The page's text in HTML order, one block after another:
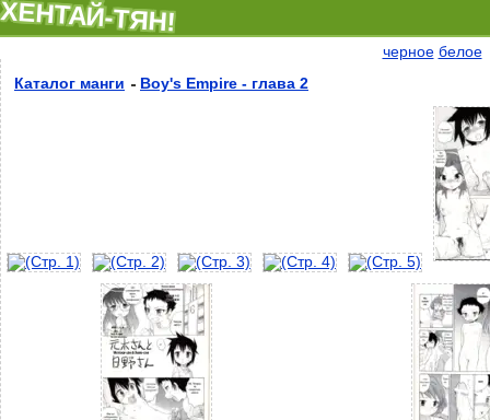
ХЕНТАЙ-ТЯН!
черное белое
Каталог манги
Boy's Empire - глава 2